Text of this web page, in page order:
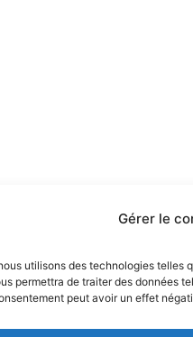
Gérer le
utilisons des technologies
permettra de traiter des données
peut avoir un effet